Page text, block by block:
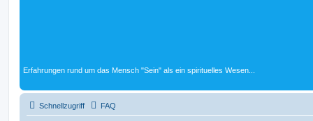
Erfahrungen rund um das Mensch "Sein" als ein spirituelles Wesen...
Schnellzugriff FAQ